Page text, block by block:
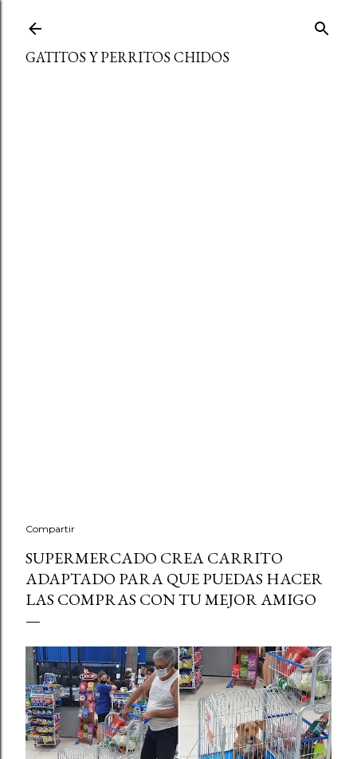
GATITOS Y PERRITOS CHIDOS
Compartir
SUPERMERCADO CREA CARRITO
ADAPTADO PARA QUE PUEDAS HACER
LAS COMPRAS CON TU MEJOR AMIGO